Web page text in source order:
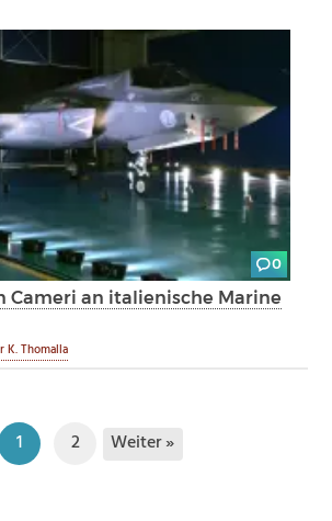
0
Cameri an italienische Marine
K. Thomalla
1 2 Weiter »